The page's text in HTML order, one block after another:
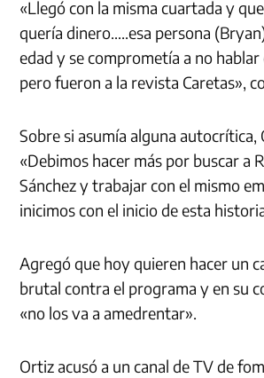
«Llegó con la misma cuartada y
quería dinero…..esa persona
edad y se comprometía a no
pero fueron a la revista Caretas»,
Sobre si asumía alguna
«Debimos hacer más por buscar a
Sánchez y trabajar con el mismo
inicimos con el inicio de esta
Agregó que hoy quieren hacer un
brutal contra el programa y en su
«no los va a amedrentar».
Ortiz acusó a un canal de TV de